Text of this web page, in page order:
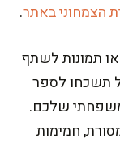
הצמחוני באתר.
תמונות לשתף
תשכחו לספר
שלכם.
חמימות